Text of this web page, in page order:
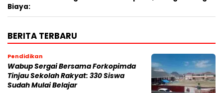
Biaya:
BERITA TERBARU
Pendidikan
Wabup Sergai Bersama Forkopimda
Tinjau Sekolah Rakyat: 330 Siswa
Sudah Mulai Belajar